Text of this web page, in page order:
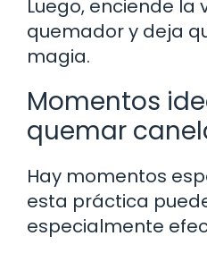
Luego, enciende la
quemador y deja
magia.
Momentos
quemar
Hay momentos
esta práctica
especialmente